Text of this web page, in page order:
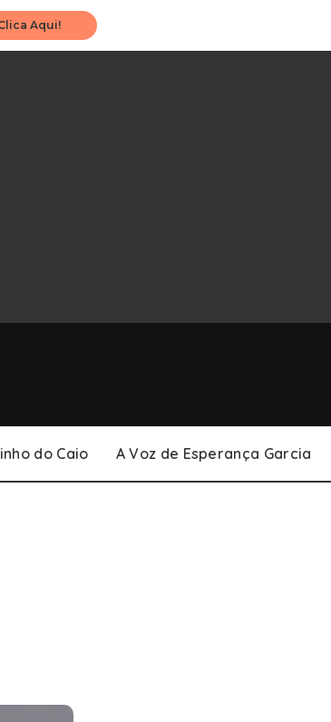
Aqui!
do Caio A Voz de Esperança Garcia